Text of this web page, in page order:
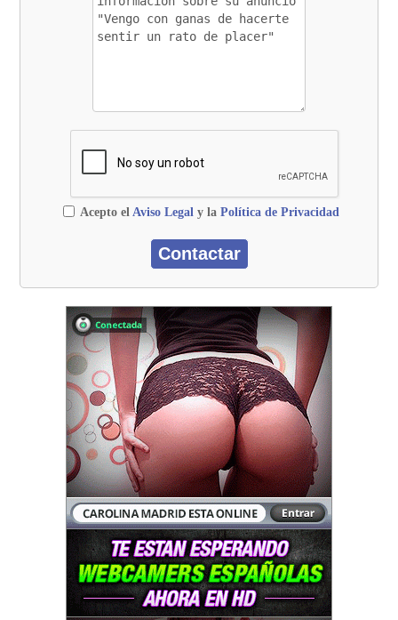
Acepto el Aviso Legaly la Política de Privacidad